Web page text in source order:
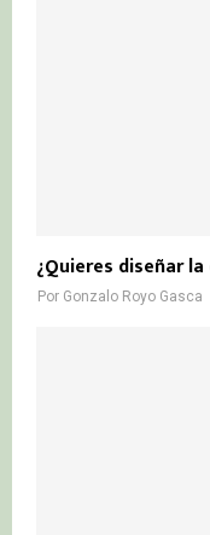
¿Quieres diseñar
Por Gonzalo Royo Gasca